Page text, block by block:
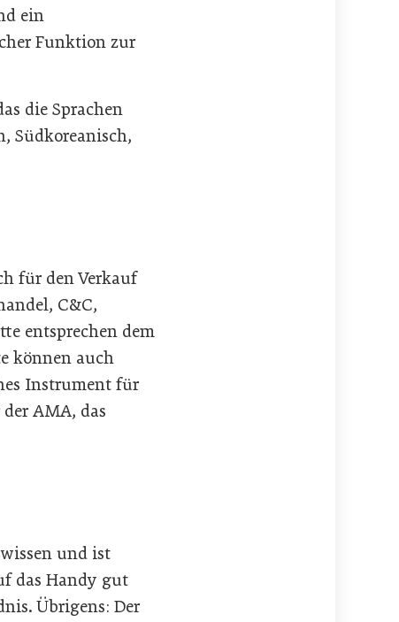
ein
Funktion zur
die Sprachen
Südkoreanisch,
für den Verkauf
C&C,
entsprechen dem
können auch
Instrument für
AMA, das
und ist
das Handy gut
Übrigens: Der